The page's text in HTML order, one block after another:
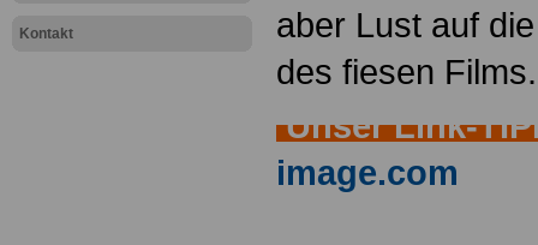
Kontakt
aber Lust auf
des fiesen Films.
Unser Link-
image.com